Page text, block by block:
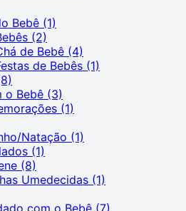
Bebê (1)
(2)
de Bebê (4)
de Bebês (1)
o Bebê (3)
(1)
Natação (1)
(1)
(8)
Umedecidas (1)
com o Bebê (7)